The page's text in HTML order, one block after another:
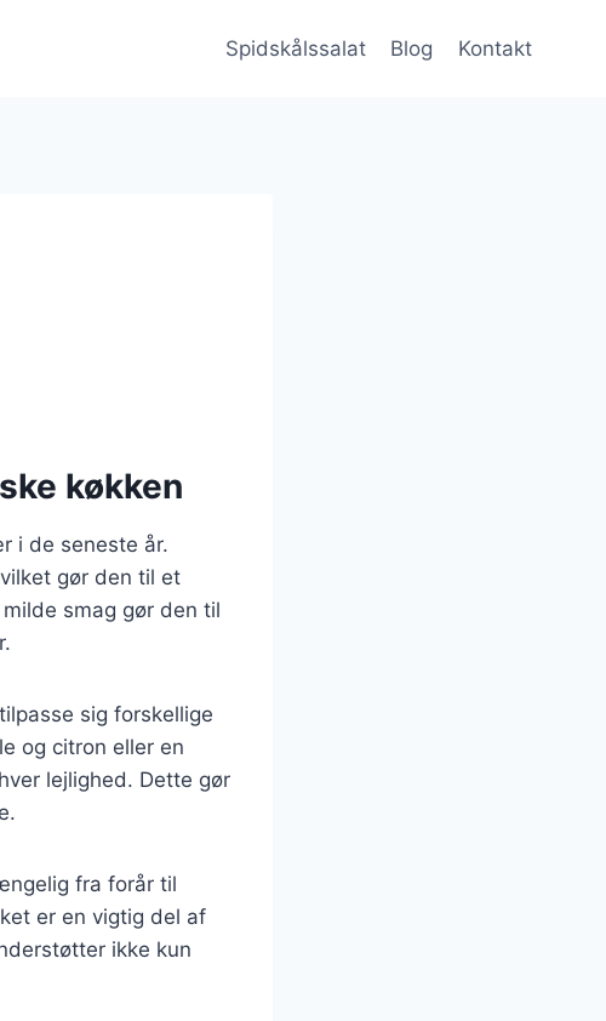
Spidskålssalat Blog Kontakt
køkken
i de seneste år.
gør den til et
smag gør den til
sig forskellige
og citron eller en
lejlighed. Dette gør
fra forår til
er en vigtig del af
ikke kun